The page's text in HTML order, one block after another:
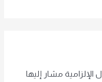
الإلزامية مشار إليها